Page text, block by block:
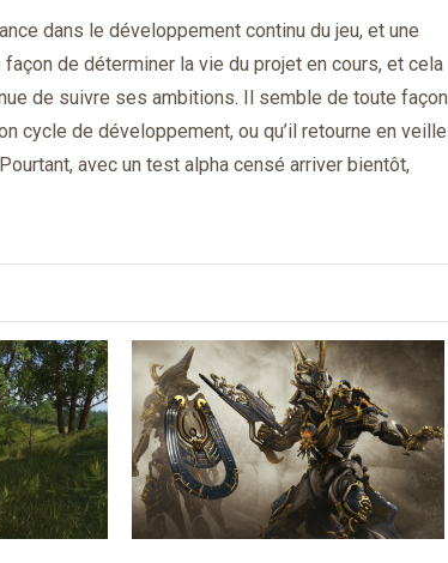
dans le développement continu du jeu, et une
façon de déterminer la vie du projet en cours, et cela
de suivre ses ambitions. Il semble de toute façon
cycle de développement, ou qu’il retourne en veille
avec un test alpha censé arriver bientôt,